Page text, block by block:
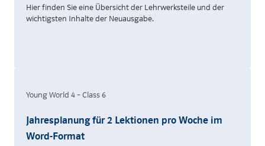
Hier finden Sie eine Übersicht der Lehrwerksteile und der
wichtigsten Inhalte der Neuausgabe.
Young World 4 – Class 6
Jahresplanung für 2 Lektionen pro Woche im
Word-Format